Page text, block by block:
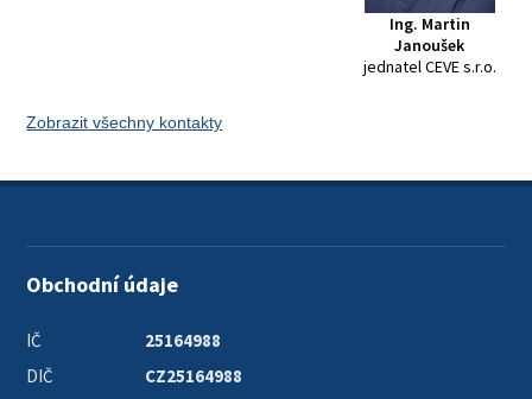
Ing. Martin
Janoušek
jednatel CEVE s.r.o.
Zobrazit všechny kontakty
Obchodní údaje
IČ
25164988
DIČ
CZ25164988